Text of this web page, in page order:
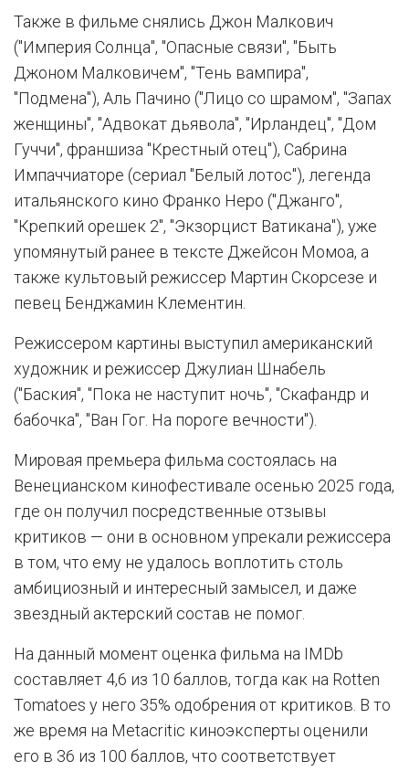
Также в фильме снялись Джон Малкович
("Империя Солнца", "Опасные связи", "Быть
Джоном Малковичем", "Тень вампира",
"Подмена"), Аль Пачино ("Лицо со шрамом", "Запах
женщины", "Адвокат дьявола", "Ирландец", "Дом
Гуччи", франшиза "Крестный отец"), Сабрина
Импаччиаторе (сериал "Белый лотос"), легенда
итальянского кино Франко Неро ("Джанго",
"Крепкий орешек 2", "Экзорцист Ватикана"), уже
упомянутый ранее в тексте Джейсон Момоа, а
также культовый режиссер Мартин Скорсезе и
певец Бенджамин Клементин.
Режиссером картины выступил американский
художник и режиссер Джулиан Шнабель
("Баския", "Пока не наступит ночь", "Скафандр и
бабочка", "Ван Гог. На пороге вечности").
Мировая премьера фильма состоялась на
Венецианском кинофестивале осенью 2025 года,
где он получил посредственные отзывы
критиков — они в основном упрекали режиссера
в том, что ему не удалось воплотить столь
амбициозный и интересный замысел, и даже
звездный актерский состав не помог.
На данный момент оценка фильма на IMDb
составляет 4,6 из 10 баллов, тогда как на Rotten
Tomatoes у него 35% одобрения от критиков. В то
же время на Metacritic киноэксперты оценили
его в 36 из 100 баллов, что соответствует